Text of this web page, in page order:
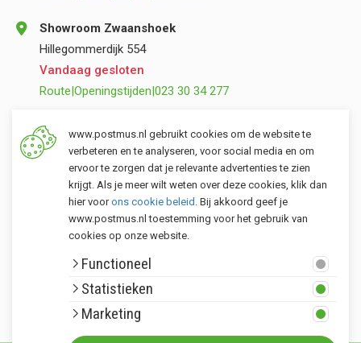
Klantenservice
Postmus merken
Showroom Zwaanshoek
Hillegommerdijk 554
Vandaag gesloten
Route Openingstijden 023 30 34 277
Opslag Valkenburg (ZH)
Torenvlietslaan 3
Vandaag gesloten
Route|Openingstijden |071 401 34 44
www.postmus.nl gebruikt cookies om de website te
verbeteren en te analyseren, voor social media en om
ervoor te zorgen dat je relevante advertenties te zien
krijgt. Als je meer wilt weten over deze cookies, klik dan
hier voorons cookie beleid . Bij akkoord geef je
www.postmus.nl toestemming voor het gebruik van
cookies op onze website.
Functioneel
Statistieken
Marketing